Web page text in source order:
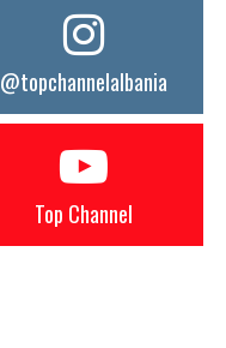
@topchannelalbania
Top Channel